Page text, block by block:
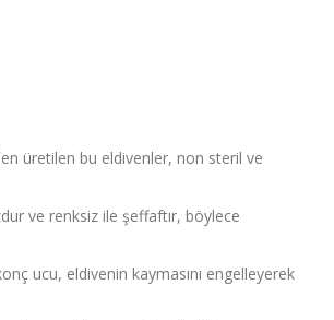
üretilen bu eldivenler, non steril ve
ve renksiz ile şeffaftır, böylece
ucu, eldivenin kaymasını engelleyerek